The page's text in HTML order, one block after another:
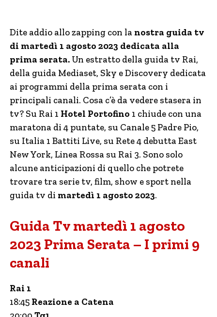
Dite addio allo zapping con la nostra guida tv
di martedì 1 agosto 2023 dedicata alla
prima serata. Un estratto della guida tv Rai,
della guida Mediaset, Sky e Discovery dedicata
ai programmi della prima serata con i
principali canali. Cosa c’è da vedere stasera in
tv? Su Rai 1 Hotel Portofino 1 chiude con una
maratona di 4 puntate, su Canale 5 Padre Pio,
su Italia 1 Battiti Live, su Rete 4 debutta East
New York, Linea Rossa su Rai 3. Sono solo
alcune anticipazioni di quello che potrete
trovare tra serie tv, film, show e sport nella
guida tv di martedì 1 agosto 2023.
Guida Tv martedì 1 agosto
2023 Prima Serata – I primi 9
canali
Rai 1
18:45 Reazione a Catena